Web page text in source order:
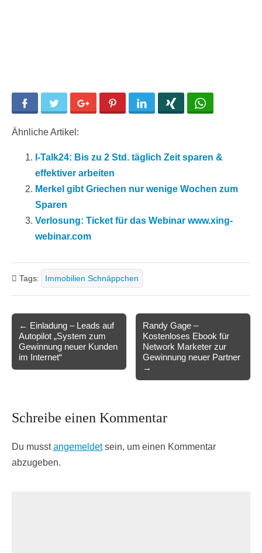
Facebook Twitter Google+ Pinterest LinkedIn
Ähnliche Artikel:
I-Talk24: Bis zu 2 Std. täglich Zeit sparen &
effektiver arbeiten
Merkel gibt Griechen nur wenige Wochen zum
Sparen
Verlosung: Ticket für das Webinar www.xing-
webinar.com
Tags: Immobilien Schnäppchen
navigation
← Einladung – Leads auf
Autopilot „System zum
Gewinnung neuer Kunden
im Internet“
Randy Gage –
Kostenloses Ebook für
Network Marketer zur
Gewinnung neuer Partner
→
Schreibe einen Kommentar
Du musstangemeldetsein, um einen Kommentar
abzugeben.